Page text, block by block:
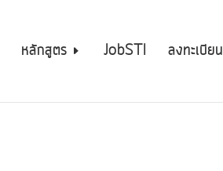
หลักสูตร JobSTI ลงทะเบียน